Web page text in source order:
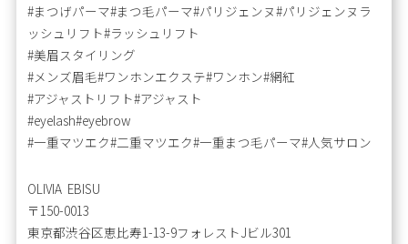
#まつげパーマ#まつ毛パーマ#パリジェンヌ#パリジェンヌラ
ッシュリフト#ラッシュリフト
#美眉スタイリング
#メンズ眉毛#ワンホンエクステ#ワンホン#網紅
#アジャストリフト#アジャスト
#eyelash#eyebrow
#一重マツエク#二重マツエク#一重まつ毛パーマ#人気サロン
OLIVIA EBISU
〒150-0013
東京都渋谷区恵比寿1-13-9フォレストJビル301